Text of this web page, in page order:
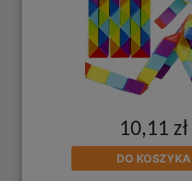
10,11 zł
DO KOSZYKA